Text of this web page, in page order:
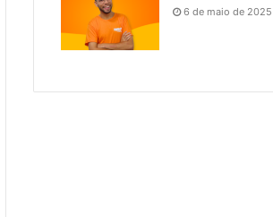
6 de maio de 2025